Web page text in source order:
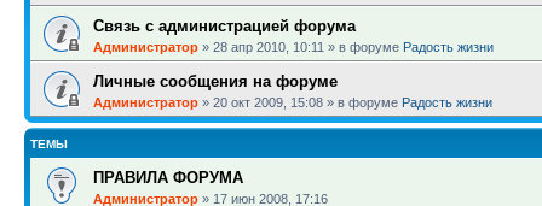
Связь с администрацией форума
Администратор » 28 апр 2010, 10:11 » в форуме Радость жизни
Личные сообщения на форуме
Администратор » 20 окт 2009, 15:08 » в форуме Радость жизни
ТЕМЫ
ПРАВИЛА ФОРУМА
Администратор » 17 июн 2008, 17:16